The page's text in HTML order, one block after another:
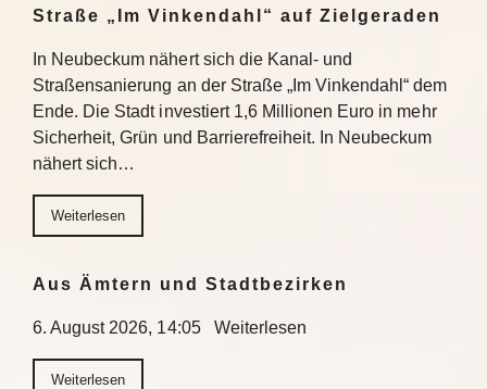
Straße „Im Vinkendahl“ auf Zielgeraden
In Neubeckum nähert sich die Kanal- und
Straßensanierung an der Straße „Im Vinkendahl“ dem
Ende. Die Stadt investiert 1,6 Millionen Euro in mehr
Sicherheit, Grün und Barrierefreiheit. In Neubeckum
nähert sich…
Weiterlesen
Aus Ämtern und Stadtbezirken
6. August 2026, 14:05 Weiterlesen
Weiterlesen